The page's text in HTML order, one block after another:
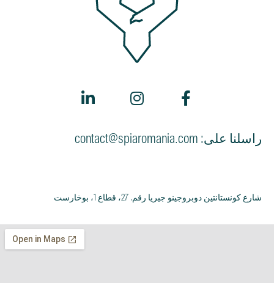
راسلنا على: contact@spiaromania.com
شارع كونستانتين دوبروجينو جيريا رقم. 27، قطاع 1، بوخارست